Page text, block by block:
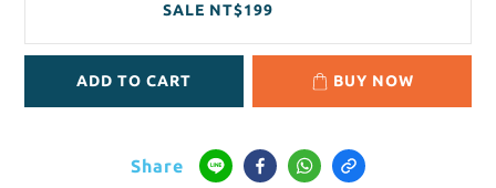
SALE NT$199
ADD TO CART BUY NOW
Share